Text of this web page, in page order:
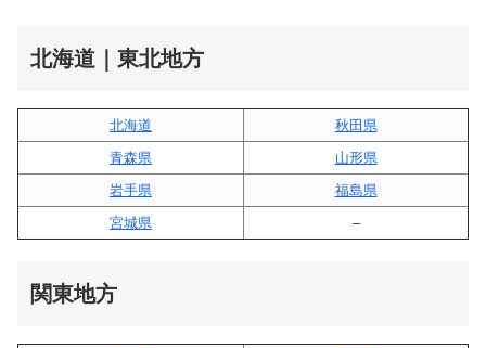
北海道｜東北地方
北海道
秋田県
青森県
山形県
岩手県
福島県
宮城県
–
関東地方